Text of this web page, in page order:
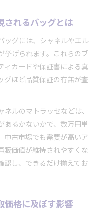
されるバッグとは
ッグには、シャネルやエル
挙げられます。これらのブ
ィカードや保証書による真
グほど品質保証の有無が査
ルのマトラッセなどは、
あるかないかで、数万円単
中古市場でも需要が高いア
販価値が維持されやすくな
認し、できるだけ揃えてお
価格に及ぼす影響